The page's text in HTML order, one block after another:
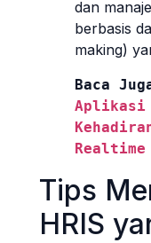
dan
berbasis
making)
Baca
Aplikasi
Realtime
Tips
HRIS